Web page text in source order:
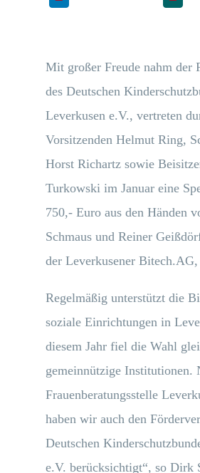
Mit großer Freude nahm der
des Deutschen
Leverkusen e.V., vertreten
Vorsitzenden Helmut Ring,
Horst Richartz sowie
Turkowski im Januar eine
750,- Euro aus den Händen
Schmaus und Reiner
der Leverkusener Bitech.AG,
Regelmäßig unterstützt die
soziale Einrichtungen in
diesem Jahr fiel die Wahl
gemeinnützige Institutionen.
Frauenberatungsstelle
haben wir auch den
Deutschen
e.V. berücksichtigt“, so Dirk